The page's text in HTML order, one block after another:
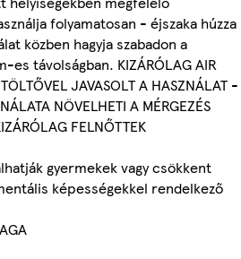
folyamatosan - éjszaka húzza
közben hagyja szabadon a
távolságban. KIZÁRÓLAG AIR
JAVASOLT A HASZNÁLAT -
NÖVELHETI A MÉRGEZÉS
FELNŐTTEK
gyermekek vagy csökkent
képességekkel rendelkező